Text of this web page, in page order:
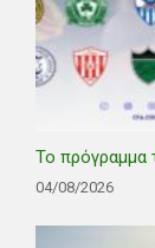
Το πρόγραμμα
04/08/2026